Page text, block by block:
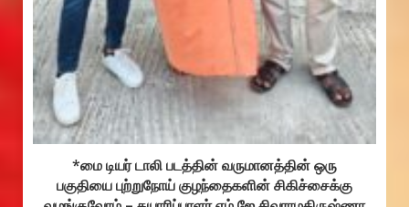
*மை டியர் டாலி படத்தின் வருமானத்தின் ஒரு
பகுதியை புற்றுநோய் குழந்தைகளின் சிகிச்சைக்கு